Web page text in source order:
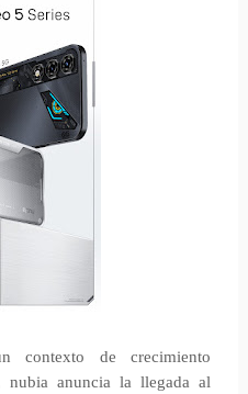
contexto de crecimiento
nubia anuncia la llegada al